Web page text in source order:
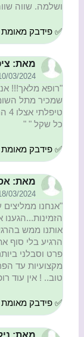
ושלמה. שווה
✅ פידבק מאומת
מאת:
03/2024 22:53
"רופא מלאך!!!
שמכיר מתל
כל שקל " "
✅ פידבק מאומת
מאת:
03/2024 12:53
"אנחנו ממליצים
הזמינות...הגענו
הרגיע בלי סוף
פרט וסבלני
מקצועיות עד
טוב.. ! אין עוד
✅ פידבק מאומת
מאת: